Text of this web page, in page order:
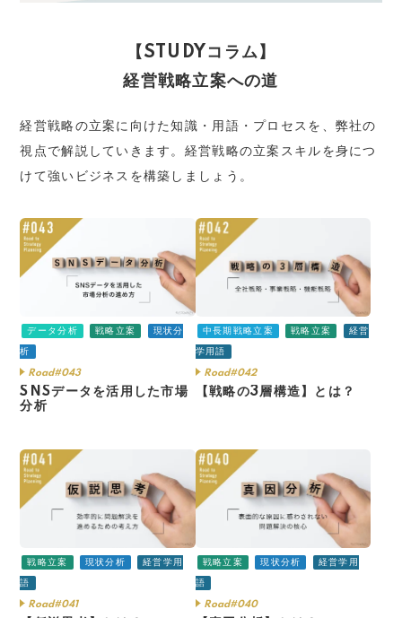
【STUDYコラム】
経営戦略立案への道
経営戦略の立案に向けた知識・用語・プロセスを、弊社の
視点で解説していきます。経営戦略の立案スキルを身につ
けて強いビジネスを構築しましょう。
データ分析 戦略立案
現状分
析
Road#043
SNSデータを活用した市場
分析
中長期戦略立案 戦略立案
経営
学用語
Road#042
【戦略の3層構造】とは？
戦略立案 現状分析
経営学用
語
Road#041
戦略立案 現状分析
経営学用
語
Road#040